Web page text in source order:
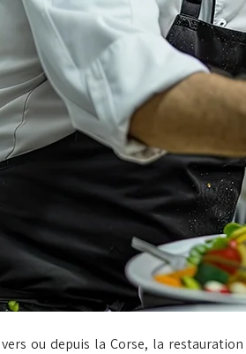
ou depuis la Corse, la